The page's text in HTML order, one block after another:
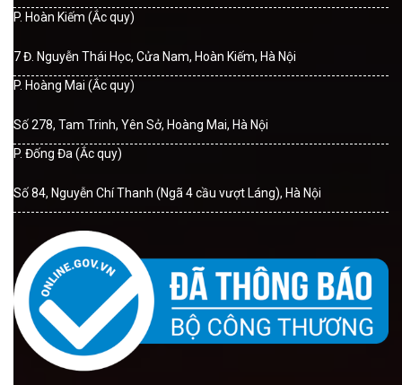
P. Hoàn Kiếm (Ắc quy)
7 Đ. Nguyễn Thái Học, Cửa Nam, Hoàn Kiếm, Hà Nội
P. Hoàng Mai (Ắc quy)
Số 278, Tam Trinh, Yên Sở, Hoàng Mai, Hà Nội
P. Đống Đa (Ắc quy)
Số 84, Nguyễn Chí Thanh (Ngã 4 cầu vượt Láng), Hà Nội